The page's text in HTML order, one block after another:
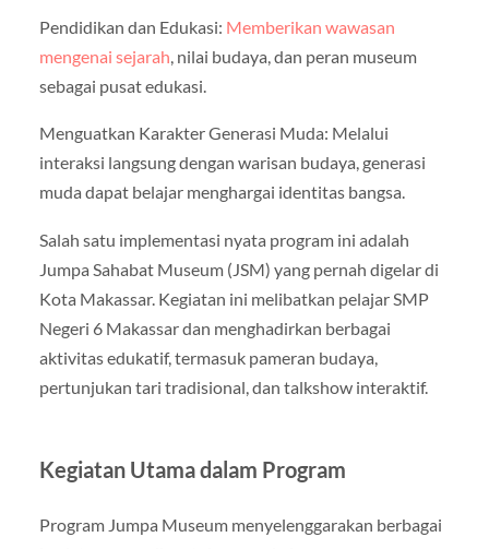
Pendidikan dan Edukasi: Memberikan wawasan
mengenai sejarah, nilai budaya, dan peran museum
sebagai pusat edukasi.
Menguatkan Karakter Generasi Muda: Melalui
interaksi langsung dengan warisan budaya, generasi
muda dapat belajar menghargai identitas bangsa.
Salah satu implementasi nyata program ini adalah
Jumpa Sahabat Museum (JSM) yang pernah digelar di
Kota Makassar. Kegiatan ini melibatkan pelajar SMP
Negeri 6 Makassar dan menghadirkan berbagai
aktivitas edukatif, termasuk pameran budaya,
pertunjukan tari tradisional, dan talkshow interaktif.
Kegiatan Utama dalam Program
Program Jumpa Museum menyelenggarakan berbagai